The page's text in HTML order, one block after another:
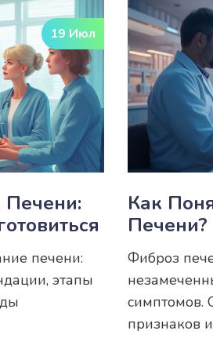
19 Июл
Печени:
печени:
этапы
Как
Печени?
Фиброз
симптомов.
признаков